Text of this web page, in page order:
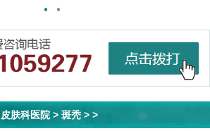
肤科医院>斑秃 > >